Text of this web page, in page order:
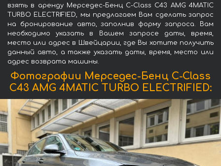
взять в аренду Мерседес-Бенц C-Class C43 AMG 4MATIC
TURBO ELECTRIFIED, мы предлагаем Вам сделать запрос
на бронирование авто, заполнив форму запроса. Вам
необходимо указать в Вашем запросе даты, время,
место или адрес в Швейцарии, где Вы хотите получить
данный авто, а также указать даты, время, место или
адрес возврата машины.
Фотографии Мерседес-Бенц C-Class
C43 AMG 4MATIC TURBO ELECTRIFIED: